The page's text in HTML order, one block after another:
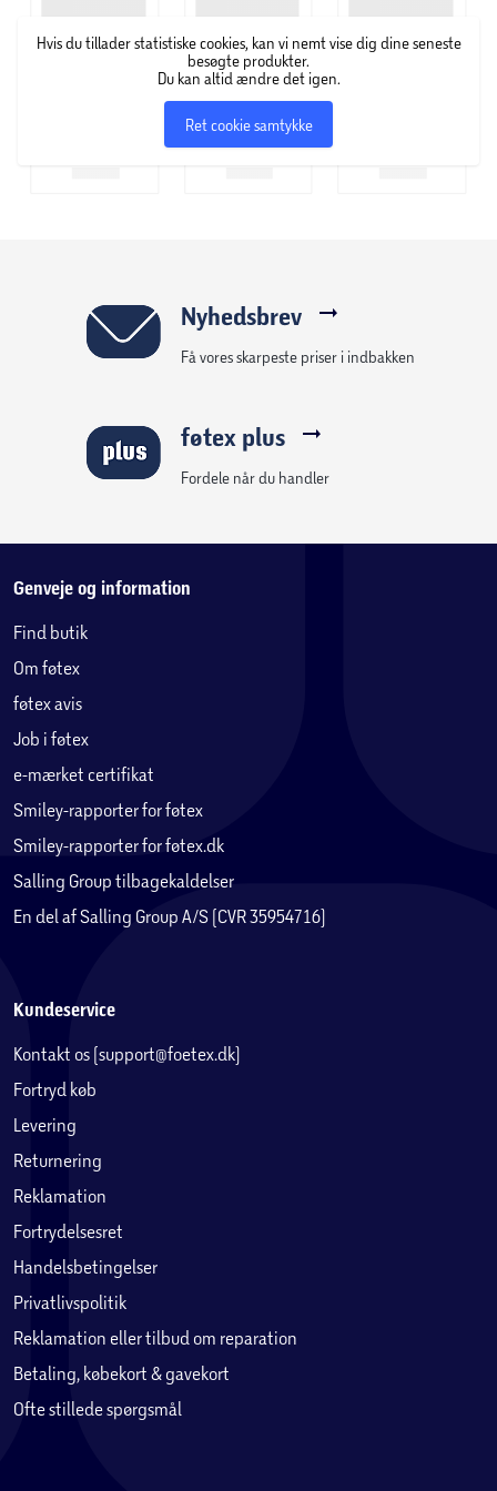
Hvis du tillader statistiske cookies, kan vi nemt vise dig dine seneste
besøgte produkter.
Du kan altid ændre det igen.
Ret cookie samtykke
Nyhedsbrev
Få vores skarpeste priser i indbakken
føtex plus
Fordele når du handler
Genveje og information
Find butik
Om føtex
føtex avis
Job i føtex
e-mærket certifikat
Smiley-rapporter for føtex
Smiley-rapporter for føtex.dk
Salling Group tilbagekaldelser
En del af Salling Group A/S (CVR 35954716)
Kundeservice
Kontakt os (support@foetex.dk)
Fortryd køb
Levering
Returnering
Reklamation
Fortrydelsesret
Handelsbetingelser
Privatlivspolitik
Reklamation eller tilbud om reparation
Betaling, købekort & gavekort
Ofte stillede spørgsmål